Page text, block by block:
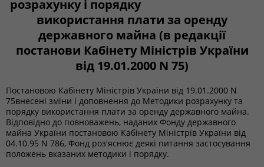
розрахунку і порядку
використання плати за оренду
державного майна (в редакції
постанови Кабінету Міністрів України
від 19.01.2000 N 75)
Постановою Кабінету Міністрів України від 19.01.2000 N
75внесені зміни і доповнення до Методики розрахунку та
порядку використання плати за оренду державного майна.
Відповідно до повноважень, наданих Фонду державного
майна України постановою Кабінету Міністрів України від
04.10.95 N 786, Фонд роз'яснює деякі питання застосування
положень вказаних методики і порядку.